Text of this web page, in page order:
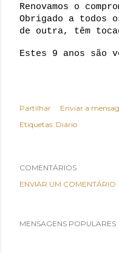
Renovamos o
Obrigado a todos
de outra, têm
Estes 9 anos são
Partilhar
Enviar a
Etiquetas: Diário
COMENTÁRIOS
ENVIAR UM COMENTÁRIO
MENSAGENS POPULARES